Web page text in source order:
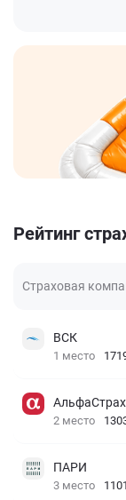
Рейтинг
Страховая
ВСК
1 место
2 место
ПАРИ
3 место